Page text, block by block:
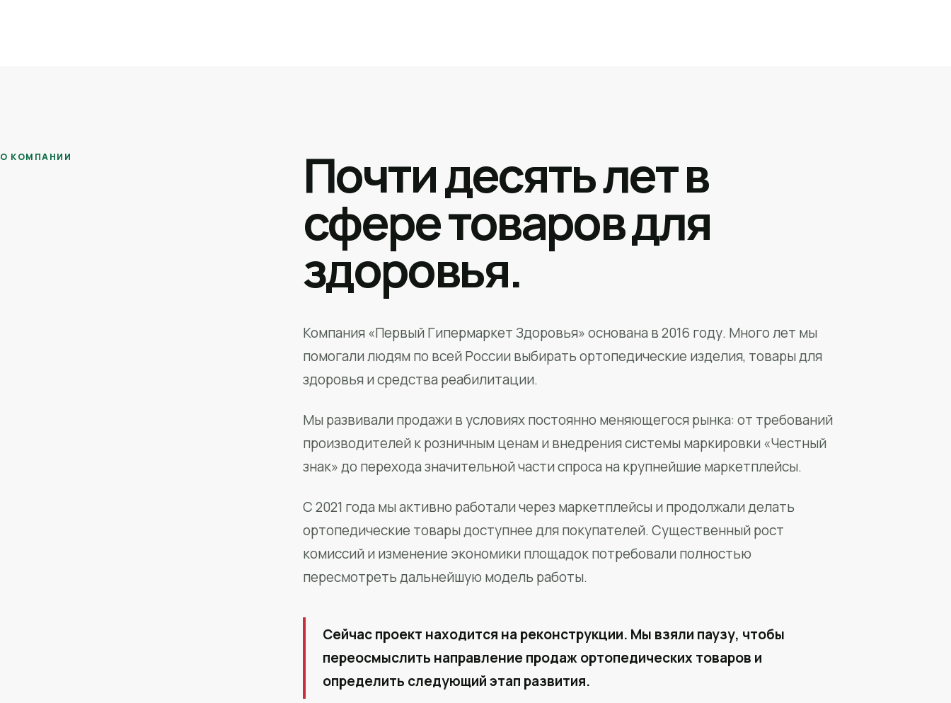
О КОМПАНИИ Почти десять лет в
сфере товаров для
здоровья.
Компания «Первый Гипермаркет Здоровья» основана в 2016 году. Много лет мы
помогали людям по всей России выбирать ортопедические изделия, товары для
здоровья и средства реабилитации.
Мы развивали продажи в условиях постоянно меняющегося рынка: от требований
производителей к розничным ценам и внедрения системы маркировки «Честный
знак» до перехода значительной части спроса на крупнейшие маркетплейсы.
С 2021 года мы активно работали через маркетплейсы и продолжали делать
ортопедические товары доступнее для покупателей. Существенный рост
комиссий и изменение экономики площадок потребовали полностью
пересмотреть дальнейшую модель работы.
Сейчас проект находится на реконструкции. Мы взяли паузу, чтобы
переосмыслить направление продаж ортопедических товаров и
определить следующий этап развития.